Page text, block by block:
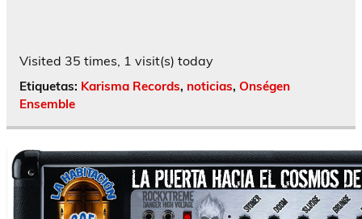
Visited 35 times, 1 visit(s) today
Etiquetas: Karisma Records, noticias, Onségen
Ensemble